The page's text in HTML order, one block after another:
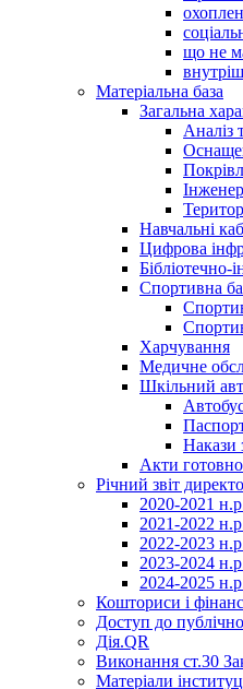
що не
Матеріальна база
Загальна
Аналіз
Навчальні
Цифрова
Бібліотечно-
Спортивна
Харчування
Медичне
Шкільний
Накази
Акти
Річний звіт
2020-2021
2021-2022
2022-2023
2023-2024
2024-2025
Кошториси і
Доступ до
Дія.QR
Виконання ст.30
Матеріали